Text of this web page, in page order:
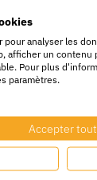
pour valoriser
la logistique
son
votre
son siège
son établi
pour analyser les
afficher un contenu
Pour plus
paramètres.
Accepter tout